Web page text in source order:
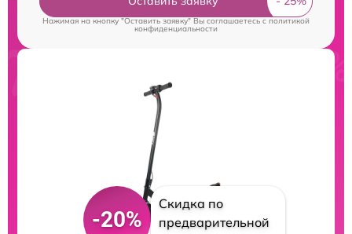
Нажимая на кнопку "Оставить заявку" Вы соглашаетесь cполитикой
конфиденциальности
-20%
Скидка по
предварительной